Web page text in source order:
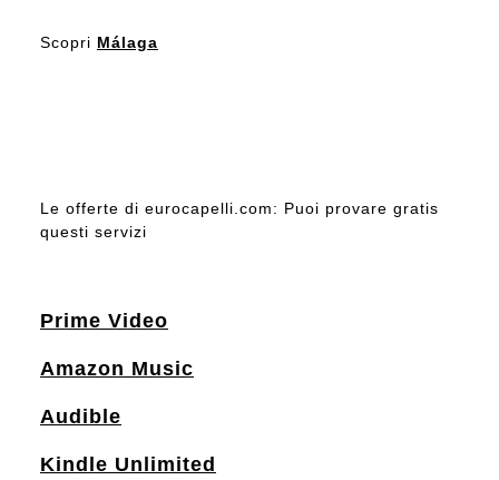
Scopri Málaga
Le offerte di eurocapelli.com: Puoi provare gratis
questi servizi
Prime Video
Amazon Music
Audible
Kindle Unlimited